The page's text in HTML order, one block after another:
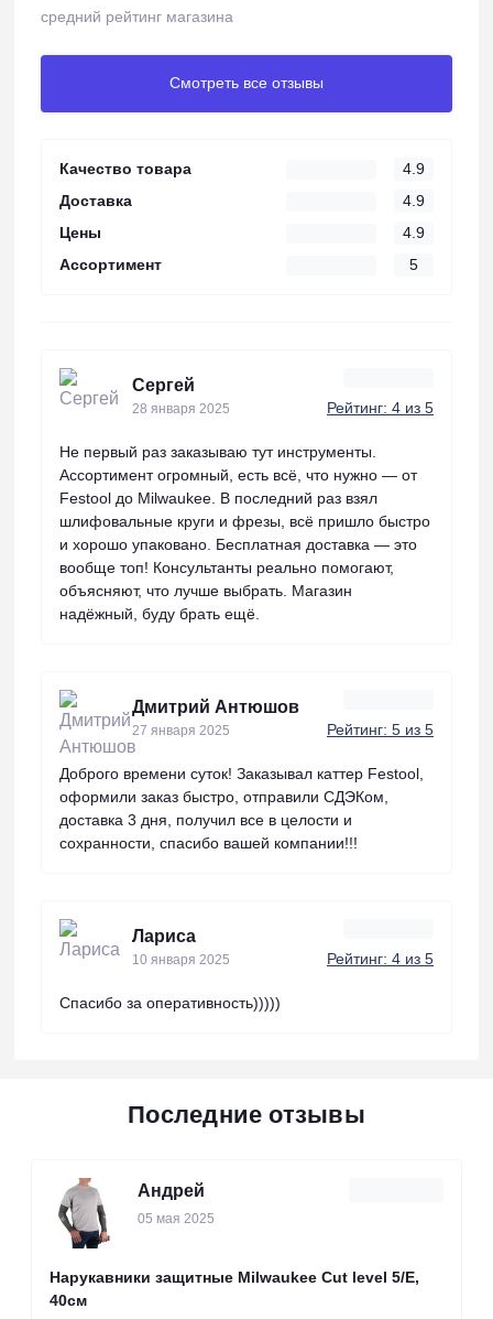
средний рейтинг магазина
Смотреть все отзывы
Качество товара
4.9
Доставка
4.9
Цены
4.9
Ассортимент
5
Сергей
28 января 2025 Рейтинг: 4 из 5
Не первый раз заказываю тут инструменты.
Ассортимент огромный, есть всё, что нужно — от
Festool до Milwaukee. В последний раз взял
шлифовальные круги и фрезы, всё пришло быстро
и хорошо упаковано. Бесплатная доставка — это
вообще топ! Консультанты реально помогают,
объясняют, что лучше выбрать. Магазин
надёжный, буду брать ещё.
Дмитрий Антюшов
27 января 2025 Рейтинг: 5 из 5
Доброго времени суток! Заказывал каттер Festool,
оформили заказ быстро, отправили СДЭКом,
доставка 3 дня, получил все в целости и
сохранности, спасибо вашей компании!!!
Лариса
10 января 2025 Рейтинг: 4 из 5
Спасибо за оперативность)))))
Последние отзывы
Андрей
05 мая 2025
Нарукавники защитные Milwaukee Cut level 5/Е,
40см